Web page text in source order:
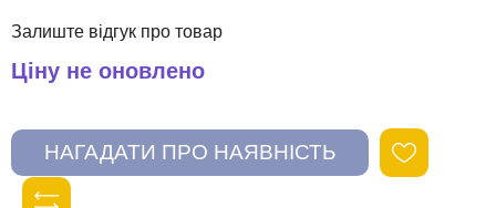
Ціну не оновлено